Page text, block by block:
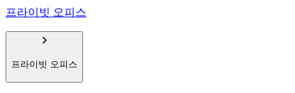
프라이빗 오피스
프라이빗 오피스